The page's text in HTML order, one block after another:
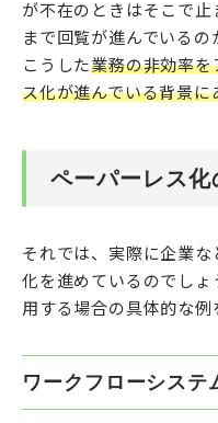
が不在のときはそこで止
まで回覧が進んでいるの
こうした業務の非効率を
ス化が進んでいる背景に
ペーパーレス化
それでは、実際に企業
化を進めているのでしょ
用する場合の具体的な例
ワークフローシステ